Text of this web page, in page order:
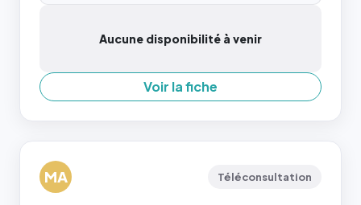
Aucune disponibilité à venir
Voir la fiche
MA Téléconsultation